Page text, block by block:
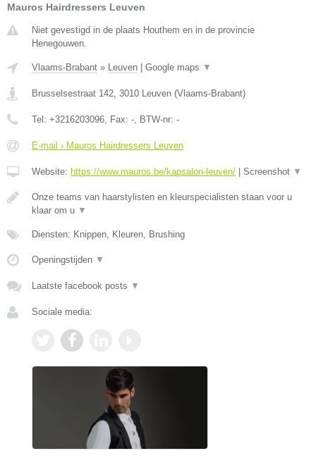
Mauros Hairdressers Leuven
Niet gevestigd in de plaats Houthem en in de provincie
Henegouwen.
Vlaams-Brabant » Leuven Google maps ▼
Brusselsestraat 142 3010 Leuven (Vlaams-Brabant)
Tel: +3216203096 , Fax: - , BTW-nr: -
E-mail › Mauros Hairdressers Leuven
Website: https://www.mauros.be/kapsalon-leuven/ Screenshot ▼
Onze teams van haarstylisten en kleurspecialisten staan voor u
klaar om u ▼
Diensten: Knippen, Kleuren, Brushing
Openingstijden ▼
Laatste facebook posts ▼
Sociale media: